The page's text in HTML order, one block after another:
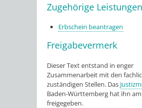
Zugehörige Leistungen
Erbschein beantragen
Freigabevermerk
Dieser Text entstand in enger
Zusammenarbeit mit den
zuständigen Stellen. Das
Baden-Württemberg hat ihn am
freigegeben.